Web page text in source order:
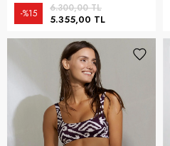
5.355,00 TL
6.300,00 TL
%15